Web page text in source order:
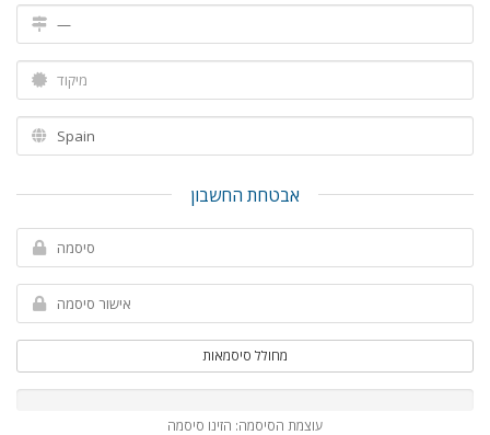
אבטחת החשבון
מחולל סיסמאות
עוצמת הסיסמה: הזינו סיסמה